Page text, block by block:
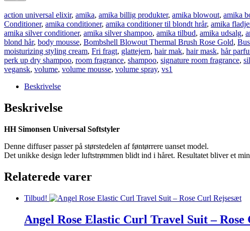
action universal elixir, amika, amika billig produkter, amika blowout, amika
Conditioner, amika conditioner, amika conditioner til blondt hrår, amika
amika silver conditioner, amika silver shampoo, amika tilbud, amika udsalg,
blond hår, body mousse, Bombshell Blowout Thermal Brush Rose Gold,
moisturizing styling cream, Fri fragt, glattejern, hair mak, hair mask, hår
perk up dry shampoo, room fragrance, shampoo, signature room fragrance,
vegansk, volume, volume mousse, volume spray, vs1
Beskrivelse
Beskrivelse
HH Simonsen Universal Softstyler
Denne diffuser passer på størstedelen af føntørrere uanset model.
Det unikke design leder luftstrømmen blidt ind i håret. Resultatet bliver et
Relaterede varer
Tilbud!
Angel Rose Elastic Curl Travel Suit –